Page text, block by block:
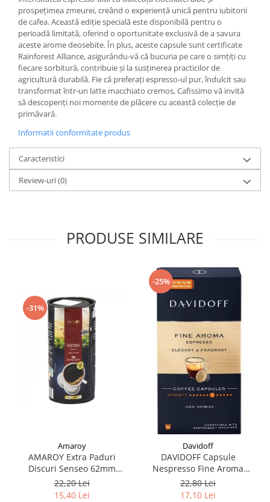
prospețimea zmeurei, creând o experiență unică pentru iubitorii
de cafea. Această ediție specială este disponibilă pentru o
perioadă limitată, oferind o oportunitate exclusivă de a savura
aceste arome deosebite. În plus, aceste capsule sunt certificate
Rainforest Alliance, asigurându-vă că bucuria pe care o simțiți cu
fiecare sorbitură, contribuie și la susținerea practicilor de
agricultură durabilă. Fie că preferați espresso-ul pur, îndulcit sau
transformat într-un latte macchiato cremos, Cafissimo vă invită
să descoperiți noi momente de plăcere cu această colecție de
primăvară.
Informatii conformitate produs
Caracteristici
Review-uri(0)
PRODUSE SIMILARE
-31%
Amaroy
AMAROY Extra Paduri
Discuri Senseo 62mm
Monodoze 20buc 140g
22,20 Lei
15,40 Lei
-25%
Davidoff
DAVIDOFF Capsule
Nespresso Fine Aroma
Espresso Elegant & Fragrant
10x5.5g
22,80 Lei
17,10 Lei